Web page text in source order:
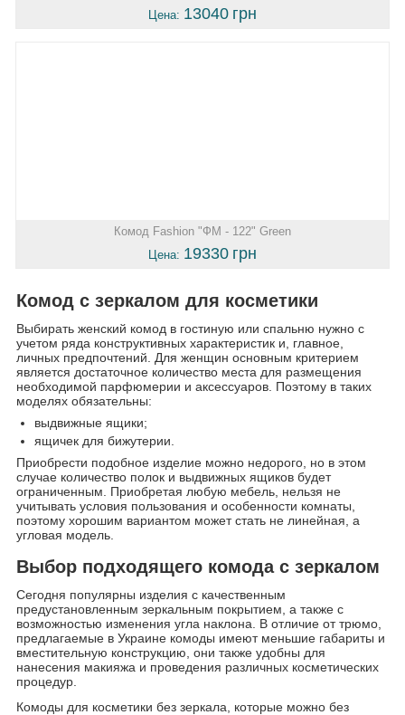
Цена: 13040 грн
Комод Fashion "ФМ - 122" Green
Цена: 19330 грн
Комод c зеркалом для косметики
Выбирать женский комод в гостиную или спальню нужно с
учетом ряда конструктивных характеристик и, главное,
личных предпочтений. Для женщин основным критерием
является достаточное количество места для размещения
необходимой парфюмерии и аксессуаров. Поэтому в таких
моделях обязательны:
выдвижные ящики;
ящичек для бижутерии.
Приобрести подобное изделие можно недорого, но в этом
случае количество полок и выдвижных ящиков будет
ограниченным. Приобретая любую мебель, нельзя не
учитывать условия пользования и особенности комнаты,
поэтому хорошим вариантом может стать не линейная, а
угловая модель.
Выбор подходящего комода с зеркалом
Сегодня популярны изделия с качественным
предустановленным зеркальным покрытием, а также с
возможностью изменения угла наклона. В отличие от трюмо,
предлагаемые в Украине комоды имеют меньшие габариты и
вместительную конструкцию, они также удобны для
нанесения макияжа и проведения различных косметических
процедур.
Комоды для косметики без зеркала, которые можно без